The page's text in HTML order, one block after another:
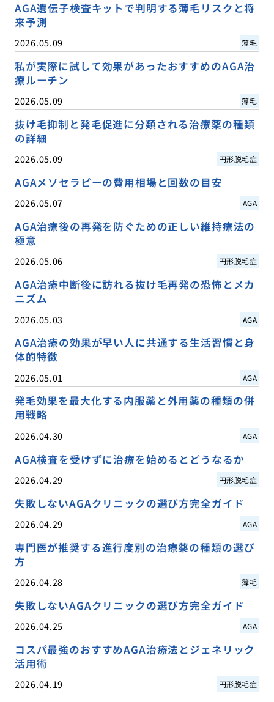
AGA遺伝子検査キットで判明する薄毛リスクと将
来予測
2026.05.09 薄毛
私が実際に試して効果があったおすすめのAGA治
療ルーチン
2026.05.09 薄毛
抜け毛抑制と発毛促進に分類される治療薬の種類
の詳細
2026.05.09 円形脱毛症
AGAメソセラピーの費用相場と回数の目安
2026.05.07 AGA
AGA治療後の再発を防ぐための正しい維持療法の
極意
2026.05.06 円形脱毛症
AGA治療中断後に訪れる抜け毛再発の恐怖とメカ
ニズム
2026.05.03 AGA
AGA治療の効果が早い人に共通する生活習慣と身
体的特徴
2026.05.01 AGA
発毛効果を最大化する内服薬と外用薬の種類の併
用戦略
2026.04.30 AGA
AGA検査を受けずに治療を始めるとどうなるか
2026.04.29 円形脱毛症
失敗しないAGAクリニックの選び方完全ガイド
2026.04.29 AGA
専門医が推奨する進行度別の治療薬の種類の選び
方
2026.04.28 薄毛
失敗しないAGAクリニックの選び方完全ガイド
2026.04.25 AGA
コスパ最強のおすすめAGA治療法とジェネリック
活用術
2026.04.19 円形脱毛症